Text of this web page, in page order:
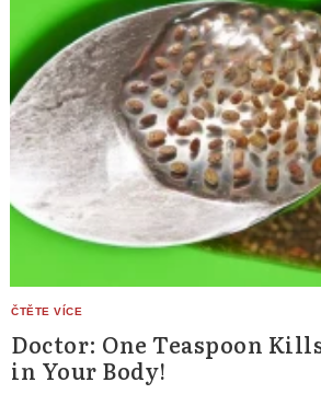
Doctor: One Teaspoon
in Your Body!